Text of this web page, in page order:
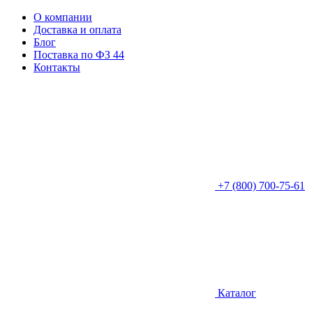
О компании
Доставка и оплата
Блог
Поставка по ФЗ 44
Контакты
+7 (800) 700-75-61
Каталог